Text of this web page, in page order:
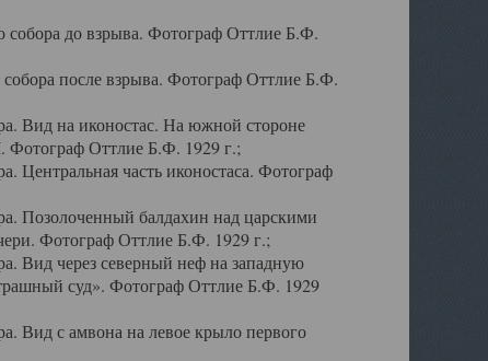
до взрыва. Фотограф Оттлие Б.Ф.
после взрыва. Фотограф Оттлие Б.Ф.
Вид на иконостас. На южной стороне
Фотограф Оттлие Б.Ф. 1929 г.;
часть иконостаса. Фотограф
Позолоченный балдахин над царскими
Фотограф Оттлие Б.Ф. 1929 г.;
Вид через северный неф на западную
суд». Фотограф Оттлие Б.Ф. 1929
Вид с амвона на левое крыло первого